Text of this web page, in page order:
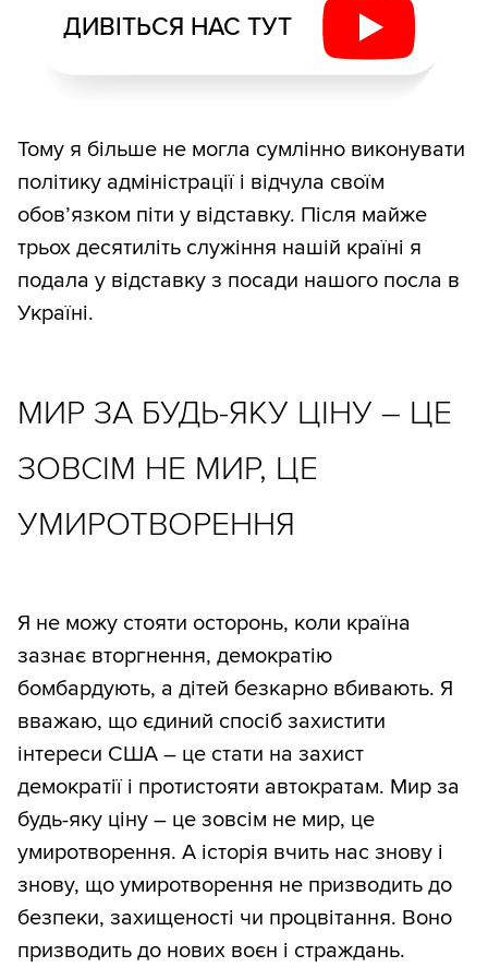
ДИВІТЬСЯ НАС ТУТ
Тому я більше не могла сумлінно виконувати
політику адміністрації і відчула своїм
обов’язком піти у відставку. Після майже
трьох десятиліть служіння нашій країні я
подала у відставку з посади нашого посла в
Україні.
МИР ЗА БУДЬ-ЯКУ ЦІНУ – ЦЕ
ЗОВСІМ НЕ МИР, ЦЕ
УМИРОТВОРЕННЯ
Я не можу стояти осторонь, коли країна
зазнає вторгнення, демократію
бомбардують, а дітей безкарно вбивають. Я
вважаю, що єдиний спосіб захистити
інтереси США – це стати на захист
демократії і протистояти автократам. Мир за
будь-яку ціну – це зовсім не мир, це
умиротворення. А історія вчить нас знову і
знову, що умиротворення не призводить до
безпеки, захищеності чи процвітання. Воно
призводить до нових воєн і страждань.